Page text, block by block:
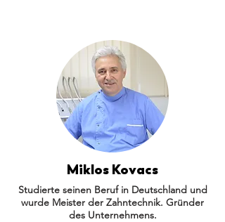
Miklos Kovacs
Studierte seinen Beruf in Deutschland und
wurde Meister der Zahntechnik. Gründer
des Unternehmens.